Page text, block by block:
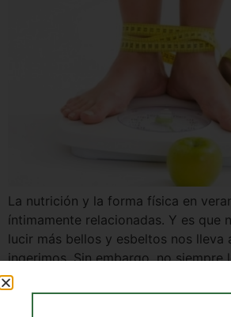
La nutrición y la forma física en
íntimamente relacionadas. Y es que
lucir más bellos y esbeltos nos lleva
ingerimos. Sin embargo, no siempre
manera correcta y hace que
carencia importante que se traduzca